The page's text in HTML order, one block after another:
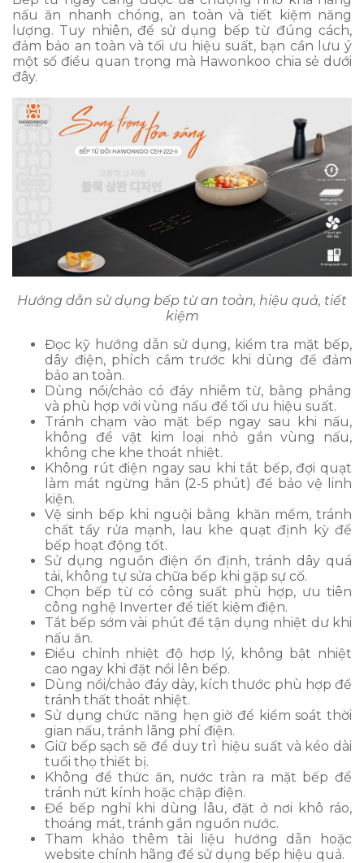
nấu ăn nhanh chóng, an toàn và tiết kiệm năng
lượng. Tuy nhiên, để sử dụng bếp từ đúng cách,
đảm bảo an toàn và tối ưu hiệu suất, bạn cần lưu ý
một số điều quan trọng mà Hawonkoo chia sẻ dưới
đây.
Hướng dẫn sử dụng bếp từ an toàn, hiệu quả, tiết
kiệm
Đọc kỹ hướng dẫn sử dụng, kiểm tra mặt bếp,
dây điện, phích cắm trước khi dùng để đảm
bảo an toàn.
Dùng nồi/chảo có đáy nhiễm từ, bằng phẳng
và phù hợp với vùng nấu để tối ưu hiệu suất.
Tránh chạm vào mặt bếp ngay sau khi nấu,
không để vật kim loại nhỏ gần vùng nấu,
không che khe thoát nhiệt.
Không rút điện ngay sau khi tắt bếp, đợi quạt
làm mát ngừng hẳn (2-5 phút) để bảo vệ linh
kiện.
Vệ sinh bếp khi nguội bằng khăn mềm, tránh
chất tẩy rửa mạnh, lau khe quạt định kỳ để
bếp hoạt động tốt.
Sử dụng nguồn điện ổn định, tránh dây quá
tải, không tự sửa chữa bếp khi gặp sự cố.
Chọn bếp từ có công suất phù hợp, ưu tiên
công nghệ Inverter để tiết kiệm điện.
Tắt bếp sớm vài phút để tận dụng nhiệt dư khi
nấu ăn.
Điều chỉnh nhiệt độ hợp lý, không bật nhiệt
cao ngay khi đặt nồi lên bếp.
Dùng nồi/chảo đáy dày, kích thước phù hợp để
tránh thất thoát nhiệt.
Sử dụng chức năng hẹn giờ để kiểm soát thời
gian nấu, tránh lãng phí điện.
Giữ bếp sạch sẽ để duy trì hiệu suất và kéo dài
tuổi thọ thiết bị.
Không để thức ăn, nước tràn ra mặt bếp để
tránh nứt kính hoặc chập điện.
Để bếp nghỉ khi dùng lâu, đặt ở nơi khô ráo,
thoáng mát, tránh gần nguồn nước.
Tham khảo thêm tài liệu hướng dẫn hoặc
website chính hãng để sử dụng bếp hiệu quả.